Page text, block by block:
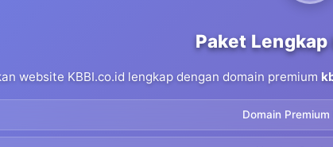
Paket Lengkap
website KBBI.co.id lengkap dengan domain premium
Domain